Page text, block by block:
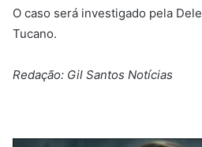
O caso será investigado pela
Tucano.
Redação: Gil Santos Notícias